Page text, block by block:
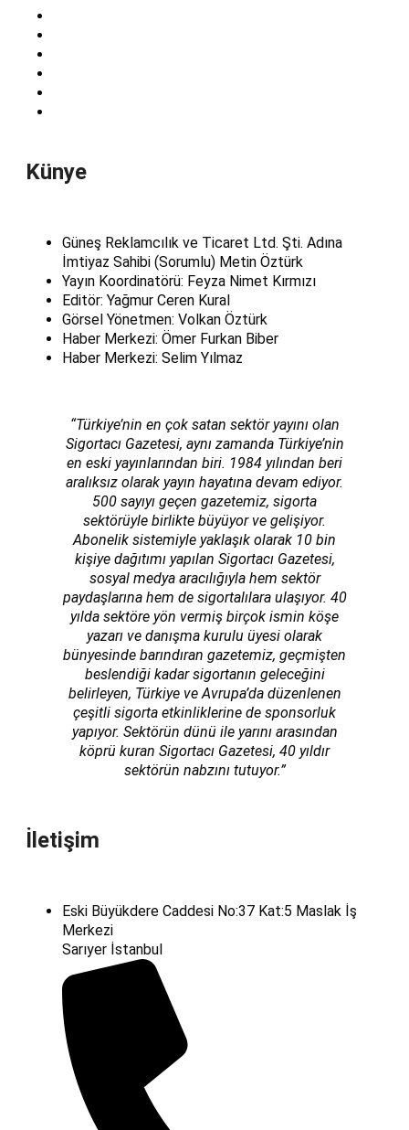
Künye
Güneş Reklamcılık ve Ticaret Ltd. Şti. Adına
İmtiyaz Sahibi (Sorumlu) Metin Öztürk
Yayın Koordinatörü: Feyza Nimet Kırmızı
Editör: Yağmur Ceren Kural
Görsel Yönetmen: Volkan Öztürk
Haber Merkezi: Ömer Furkan Biber
Haber Merkezi: Selim Yılmaz
“Türkiye’nin en çok satan sektör yayını olan
Sigortacı Gazetesi, aynı zamanda Türkiye’nin
en eski yayınlarından biri. 1984 yılından beri
aralıksız olarak yayın hayatına devam ediyor.
500 sayıyı geçen gazetemiz, sigorta
sektörüyle birlikte büyüyor ve gelişiyor.
Abonelik sistemiyle yaklaşık olarak 10 bin
kişiye dağıtımı yapılan Sigortacı Gazetesi,
sosyal medya aracılığıyla hem sektör
paydaşlarına hem de sigortalılara ulaşıyor. 40
yılda sektöre yön vermiş birçok ismin köşe
yazarı ve danışma kurulu üyesi olarak
bünyesinde barındıran gazetemiz, geçmişten
beslendiği kadar sigortanın geleceğini
belirleyen, Türkiye ve Avrupa’da düzenlenen
çeşitli sigorta etkinliklerine de sponsorluk
yapıyor. Sektörün dünü ile yarını arasından
köprü kuran Sigortacı Gazetesi, 40 yıldır
sektörün nabzını tutuyor.”
İletişim
Eski Büyükdere Caddesi No:37 Kat:5 Maslak İş
Merkezi
Sarıyer İstanbul